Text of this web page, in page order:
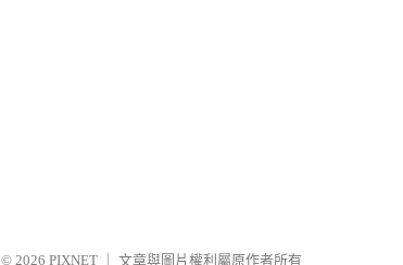
© 2026 PIXNET 文章與圖片權利屬原作者所有